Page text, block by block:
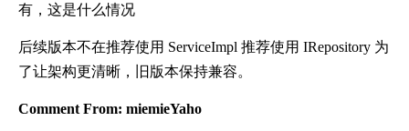
有，这是什么情况
后续版本不在推荐使用 ServiceImpl 推荐使用 IRepository 为
了让架构更清晰，旧版本保持兼容。
Comment From: miemieYaho